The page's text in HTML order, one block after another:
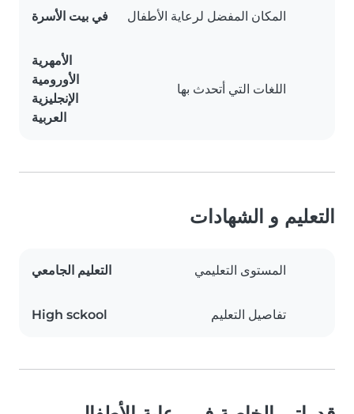
المكان المفضل لرعاية الأطفال في بيت الأسرة
اللغات التي أتحدث بها
الأمهرية
الأورومية
الإنجليزية
العربية
التعليم و الشهادات
المستوى التعليمي التعليم الجامعي
تفاصيل التعليم High sckool